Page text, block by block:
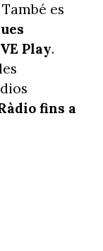
es
Play.
fins a